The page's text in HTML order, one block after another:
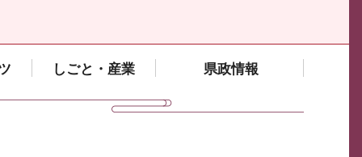
しごと・産業 県政情報